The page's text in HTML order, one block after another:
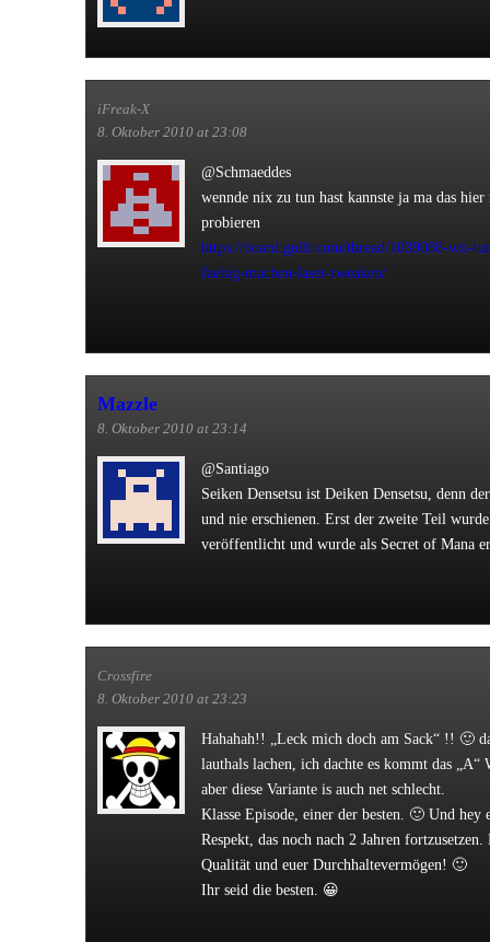
iFreak-X
8. Oktober 2010 at 23:08
@Schmaeddes
wennde nix zu tun hast kannste ja ma das
probieren
https://board.gulli.com/thread/1039088-wii-
faehig-machen-laser-tweaken/
Mazzle
8. Oktober 2010 at 23:14
@Santiago
Seiken Densetsu ist Deiken Densetsu, denn
und nie erschienen. Erst der zweite Teil
veröffentlicht und wurde als Secret of Mana
Crossfire
8. Oktober 2010 at 23:23
Hahahah!! „Leck mich doch am Sack“ !! 🙂
lauthals lachen, ich dachte es kommt das „A“
aber diese Variante is auch net schlecht.
Klasse Episode, einer der besten. 🙂 Und hey
Respekt, das noch nach 2 Jahren fortzusetzen.
Qualität und euer Durchhaltevermögen! 🙂
Ihr seid die besten. 😀